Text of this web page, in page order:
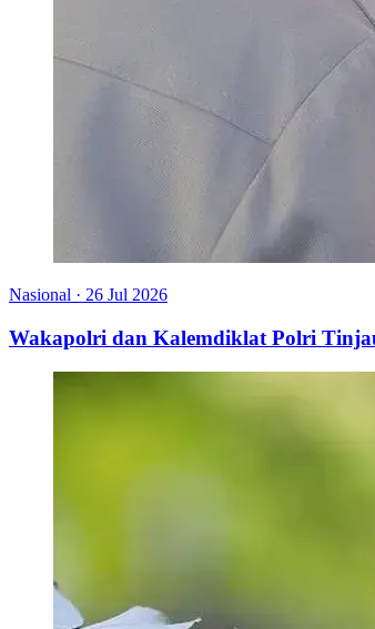
Nasional · 26 Jul 2026
Wakapolri dan Kalemdiklat Polri